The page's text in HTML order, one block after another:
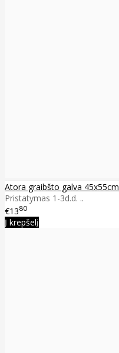
Atora graibšto galva 45x55cm
Pristatymas 1-3d.d. ..
€1380
Į krepšelį